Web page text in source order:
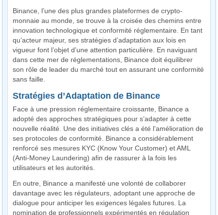
Binance, l’une des plus grandes plateformes de crypto-
monnaie au monde, se trouve à la croisée des chemins entre
innovation technologique et conformité réglementaire. En tant
qu’acteur majeur, ses stratégies d’adaptation aux lois en
vigueur font l’objet d’une attention particulière. En naviguant
dans cette mer de réglementations, Binance doit équilibrer
son rôle de leader du marché tout en assurant une conformité
sans faille.
Stratégies d’Adaptation de Binance
Face à une pression réglementaire croissante, Binance a
adopté des approches stratégiques pour s’adapter à cette
nouvelle réalité. Une des initiatives clés a été l’amélioration de
ses protocoles de conformité. Binance a considérablement
renforcé ses mesures KYC (Know Your Customer) et AML
(Anti-Money Laundering) afin de rassurer à la fois les
utilisateurs et les autorités.
En outre, Binance a manifesté une volonté de collaborer
davantage avec les régulateurs, adoptant une approche de
dialogue pour anticiper les exigences légales futures. La
nomination de professionnels expérimentés en régulation